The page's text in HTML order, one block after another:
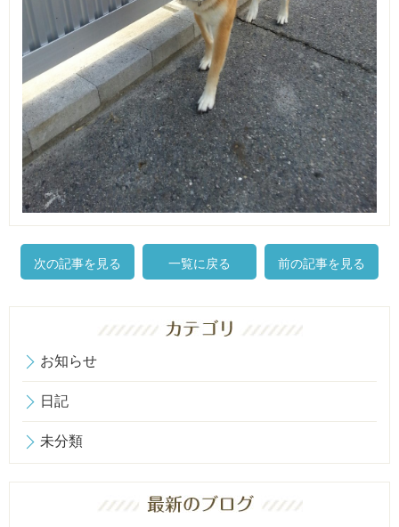
次の記事を見る 一覧に戻る 前の記事を見る
お知らせ
日記
未分類